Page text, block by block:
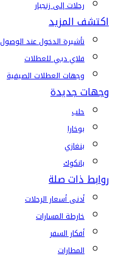
رحلات إلى زنجبار
اكتشف المزيد
تأشيرة الدخول عند الوصول
فلاي دبي للعطلات
وجهات العطلات الصيفية
وجهات جديدة
حلب
بوخارا
بنغازي
بانكوك
روابط ذات صلة
أدنى أسعار الرحلات
خارطة المسارات
أفكار السفر
المطارات